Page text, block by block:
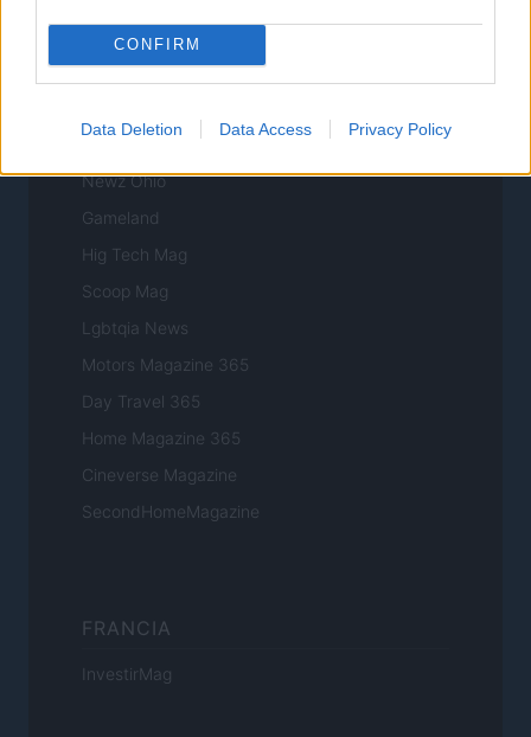
CONFIRM
Data Deletion Data Access Privacy Policy
Newz Florida
Newz New York
Newz Ohio
Gameland
Hig Tech Mag
Scoop Mag
Lgbtqia News
Motors Magazine 365
Day Travel 365
Home Magazine 365
Cineverse Magazine
SecondHomeMagazine
FRANCIA
InvestirMag